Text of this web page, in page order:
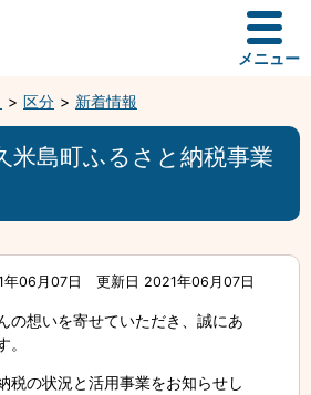
メニュー
区分 新着情報
島町ふるさと納税事業
06月07日 更新日 2021年06月07日
の想いを寄せていただき、誠にあ
税の状況と活用事業をお知らせし